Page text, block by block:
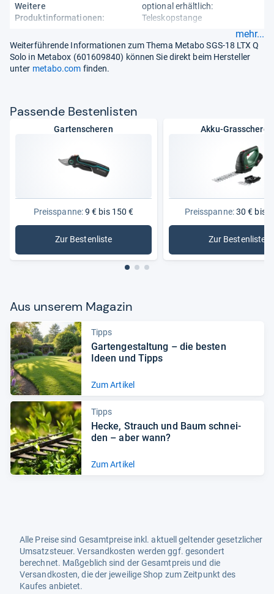
Weitere
Produktinformationen:
optional erhältlich:
Teleskopstange
mehr...
Weiterführende Informationen zum Thema Metabo SGS-18 LTX Q
Solo in Metabox (601609840) können Sie direkt beim Hersteller
unter metabo.com finden.
Pas­sende Bes­ten­lis­ten
Gartenscheren
Preisspanne:9 € bis 150 €
Zur Bestenliste
: Gartenscheren
Akku-Grasscheren
Preisspanne:30 € bis
Zur Bestenliste
: Akku-
Aus unse­rem Maga­zin
Tipps
Gar­ten­ge­stal­tung – die bes­ten
Ideen und Tipps
Zum Artikel
Tipps
Hecke, Strauch und Baum schnei­
den – aber wann?
Zum Artikel
Alle Preise sind Gesamtpreise inkl. aktuell geltender gesetzlicher
Umsatzsteuer. Versandkosten werden ggf. gesondert
berechnet. Maßgeblich sind der Gesamtpreis und die
Versandkosten, die der jeweilige Shop zum Zeitpunkt des
Kaufes anbietet.